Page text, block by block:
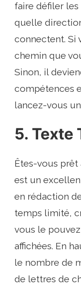
faire défiler
quelle
connectent. Si
chemin que
Sinon, il
compétences
lancez-vous
5. Texte
Êtes-vous prêt
est un
en rédaction
temps limité,
vous le
affichées. En
le nombre de
de lettres de